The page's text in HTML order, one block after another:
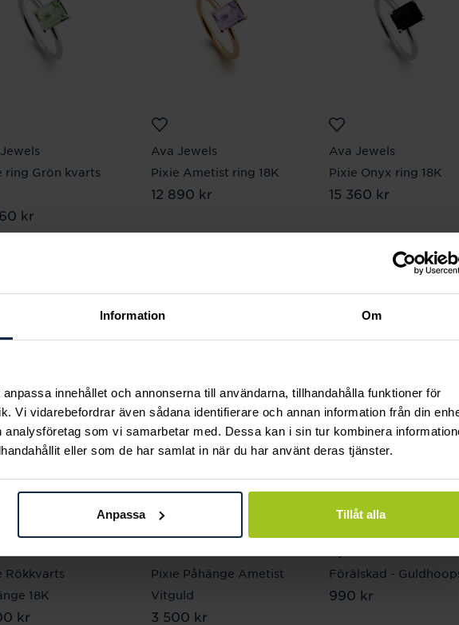
Information Om
innehållet och annonserna till användarna, tillhandahålla funktioner för
Vi vidarebefordrar även sådana identifierare och annan information från din
som vi samarbetar med. Dessa kan i sin tur kombinera
eller som de har samlat in när du har använt deras tjänster.
Anpassa Tillåt alla
ring Grön kvarts
:15 360 kr
kr
Ava Jewels
Pixie Ametist ring 18K
Pris:12 890 kr
12 890 kr
Ava Jewels
Pixie Onyx ring 18K
Pris:15 360 kr
15 360 kr
Andra köpte också
Rökkvarts
18K
3 500 kr
kr
Pixie Påhänge Ametist
Vitguld
Pris:3 500 kr
3 500 kr
Förälskad -
Pris:990 kr
990 kr